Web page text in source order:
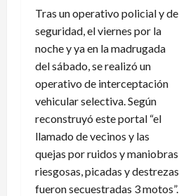
Tras un operativo policial y de
seguridad, el viernes por la
noche y ya en la madrugada
del sábado, se realizó un
operativo de interceptación
vehicular selectiva. Según
reconstruyó este portal “el
llamado de vecinos y las
quejas por ruidos y maniobras
riesgosas, picadas y destrezas,
fueron secuestradas 3 motos”.